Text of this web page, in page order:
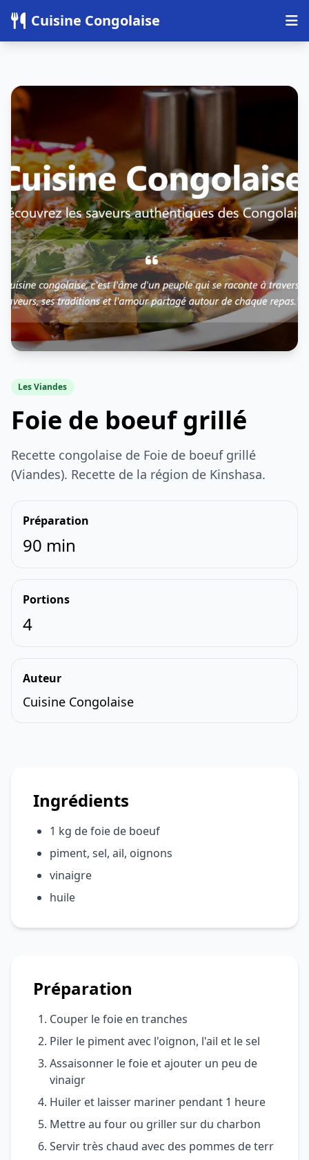
Cuisine Congolaise
Les Viandes
Foie de boeuf grillé
Recette congolaise de Foie de boeuf grillé
(Viandes). Recette de la région de Kinshasa.
Préparation
90 min
Portions
4
Auteur
Cuisine Congolaise
Ingrédients
1 kg de foie de boeuf
piment, sel, ail, oignons
vinaigre
huile
Préparation
Couper le foie en tranches
Piler le piment avec l'oignon, l'ail et le sel
Assaisonner le foie et ajouter un peu de
vinaigr
Huiler et laisser mariner pendant 1 heure
Mettre au four ou griller sur du charbon
Servir très chaud avec des pommes de terr